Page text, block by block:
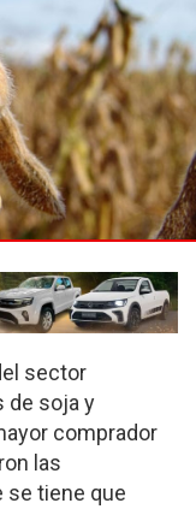
sector
de soja y
comprador
las
se tiene que